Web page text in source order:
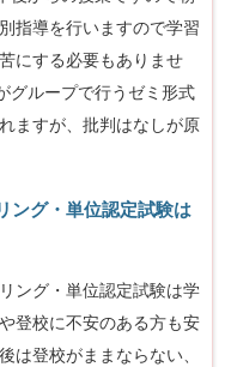
指導を行いますので学習
にする必要もありませ
グループで行うゼミ形式
ますが、批判はなしが原
ング・単位認定試験は
ング・単位認定試験は学
登校に不安のある方も安
は登校がままならない、